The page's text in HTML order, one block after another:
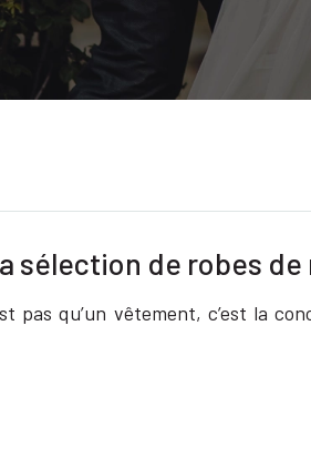
sélection de robes
pas qu’un vêtement, c’est la